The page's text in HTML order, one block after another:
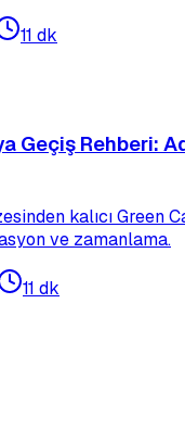
11 dk
Geçiş Rehberi:
kalıcı Green
ve zamanlama.
11 dk